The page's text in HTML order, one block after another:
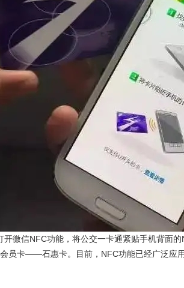
微信NFC功能，将公交一卡通紧贴手机背面
员卡——石惠卡。目前，NFC功能已经广泛应